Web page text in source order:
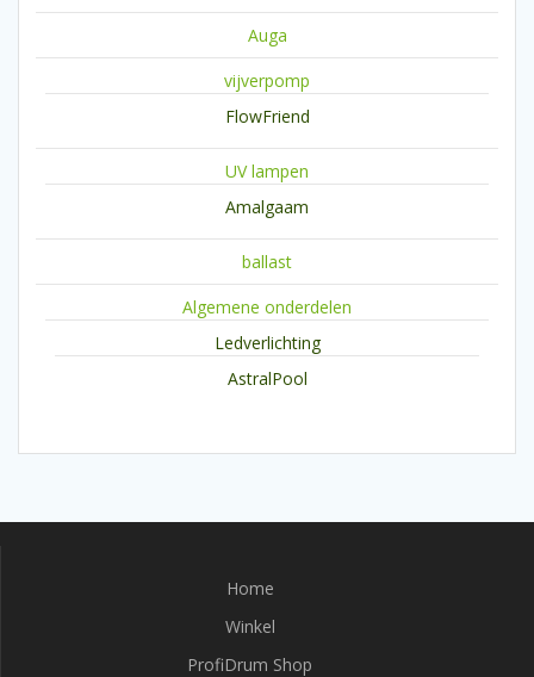
Auga
vijverpomp
FlowFriend
UV lampen
Amalgaam
ballast
Algemene onderdelen
Ledverlichting
AstralPool
Home
Winkel
ProfiDrum Shop